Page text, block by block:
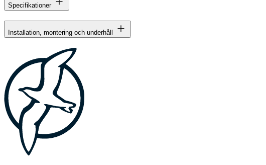
Specifikationer
Installation, montering och underhåll